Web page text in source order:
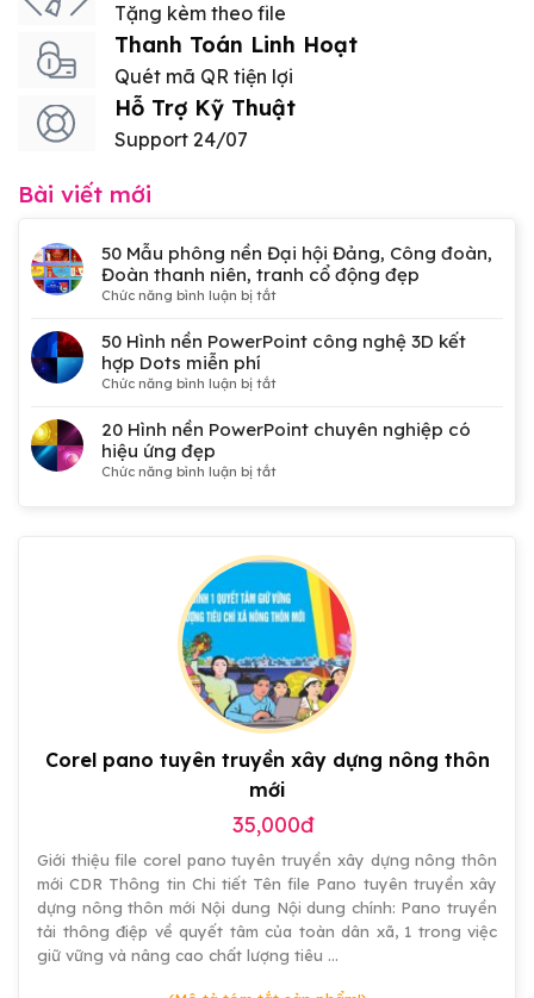
Tặng kèm theo file
Thanh Toán Linh Hoạt
Quét mã QR tiện lợi
Hỗ Trợ Kỹ Thuật
Support 24/07
Bài viết mới
50 Mẫu phông nền Đại hội Đảng, Công đoàn,
Đoàn thanh niên, tranh cổ động đẹp
Chức năng bình luận bị tắtở
Mẫu
Đảng,
tranh
động
đẹp
50 Hình nền PowerPoint công nghệ 3D kết
hợp Dots miễn phí
Chức năng bình luận bị tắtở
Hình
hợp
Dots
miễn
phí
20 Hình nền PowerPoint chuyên nghiệp có
hiệu ứng đẹp
Chức năng bình luận bị tắtở
PowerPoint
chuyên
nghiệp
có
ứng
đẹp
Corel pano tuyên truyền xây dựng nông thôn
mới
35,000đ
Giới thiệu file corel pano tuyên truyền xây dựng nông thôn
mới CDR Thông tin Chi tiết Tên file Pano tuyên truyền xây
dựng nông thôn mới Nội dung Nội dung chính: Pano truyền
tải thông điệp về quyết tâm của toàn dân xã, 1 trong việc
giữ vững và nâng cao chất lượng tiêu …